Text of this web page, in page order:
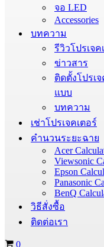
จอ LED
Accessories
บทความ
รีวิวโปรเจค
ข่าวสาร
ติดตั้งโปรเ
แบบ
บทความ
เช่าโปรเจคเตอร์
คำนวนระยะฉาย
Acer
Viewsonic
Epson
Panasonic
BenQ
วิธีสั่งซื้อ
ติดต่อเรา
Cart
0